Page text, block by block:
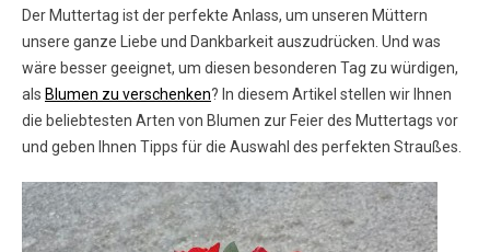
6.4. 4. Wann sollte ich die Blumen für den Muttertag
bestellen ?
6.5. 5. Wie kann ich meinem Blumengeschenk eine
persönliche Note verleihen ?
Der Muttertag ist der perfekte Anlass, um unseren Müttern
unsere ganze Liebe und Dankbarkeit auszudrücken. Und was
wäre besser geeignet, um diesen besonderen Tag zu würdigen,
als Blumen zu verschenken? In diesem Artikel stellen wir Ihnen
die beliebtesten Arten von Blumen zur Feier des Muttertags vor
und geben Ihnen Tipps für die Auswahl des perfekten Straußes.